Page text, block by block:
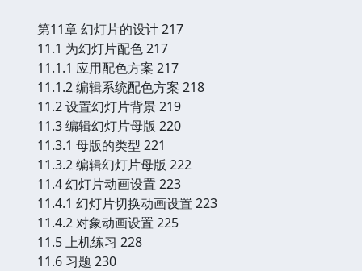
第11章 幻灯片的设计 217
11.1 为幻灯片配色 217
11.1.1 应用配色方案 217
11.1.2 编辑系统配色方案 218
11.2 设置幻灯片背景 219
11.3 编辑幻灯片母版 220
11.3.1 母版的类型 221
11.3.2 编辑幻灯片母版 222
11.4 幻灯片动画设置 223
11.4.1 幻灯片切换动画设置 223
11.4.2 对象动画设置 225
11.5 上机练习 228
11.6 习题 230